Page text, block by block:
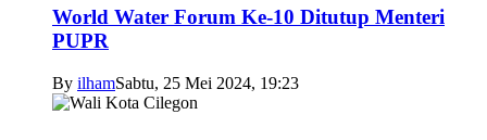
World Water Forum Ke-10 Ditutup Menteri
PUPR
By ilhamSabtu, 25 Mei 2024, 19:23